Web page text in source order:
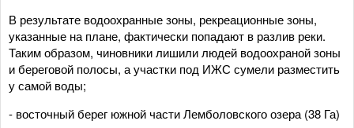
В результате водоохранные зоны, рекреационные зоны,
указанные на плане, фактически попадают в разлив реки.
Таким образом, чиновники лишили людей водоохраной зоны
и береговой полосы, а участки под ИЖС сумели разместить
у самой воды;
- восточный берег южной части Лемболовского озера (38 Га)